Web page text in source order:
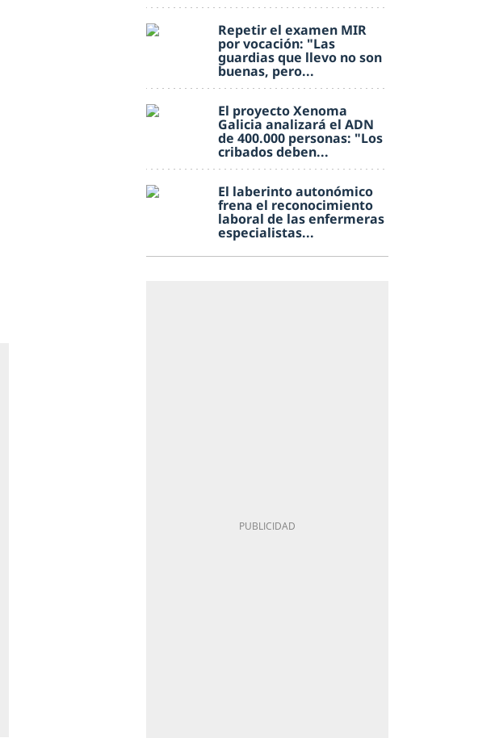
Repetir el examen MIR
por vocación: "Las
guardias que llevo no son
buenas, pero...
El proyecto Xenoma
Galicia analizará el ADN
de 400.000 personas: "Los
cribados deben...
El laberinto autonómico
frena el reconocimiento
laboral de las enfermeras
especialistas...